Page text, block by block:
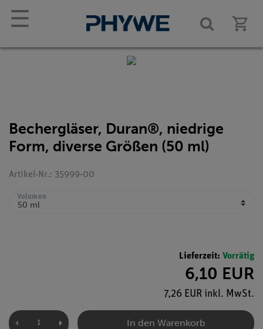
☰
Bechergläser, Duran®, niedrige
Form, diverse Größen (50 ml)
Artikel-Nr.: 35999-00
Volumen
Lieferzeit: Vorrätig
6,10 EUR
7,26 EUR inkl. MwSt.
In den Warenkorb